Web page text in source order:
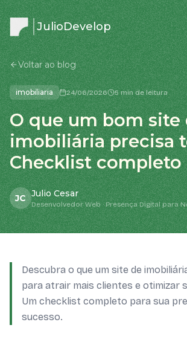
JulioDevelop
Voltar ao blog
imobiliaria 24/06/2026 5 min de leitura
O que um bom site
imobiliária precisa
Checklist completo
JC Julio Cesar
Desenvolvedor Web · Presença Digital para
Descubra o que um site de
para atrair mais clientes e otimizar
Um checklist completo para sua
sucesso.